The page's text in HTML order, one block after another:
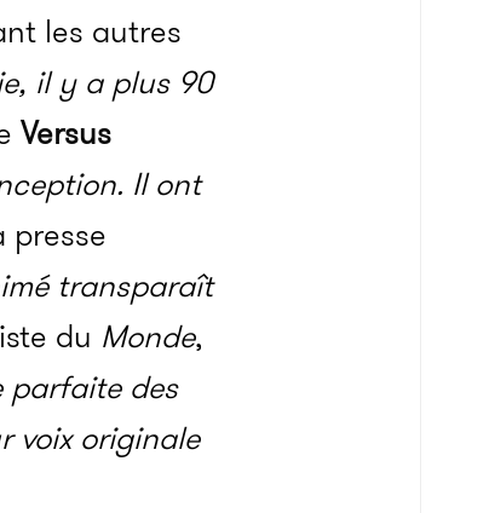
les autres
il y a plus 90
Versus
Il ont
presse
transparaît
du Monde,
parfaite des
voix originale